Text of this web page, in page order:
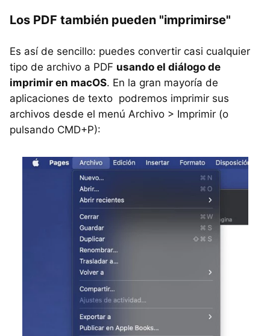
Los PDF también pueden "imprimirse"
Es así de sencillo: puedes convertir casi cualquier
tipo de archivo a PDF usando el diálogo de
imprimir en macOS. En la gran mayoría de
aplicaciones de texto podremos imprimir sus
archivos desde el menú Archivo > Imprimir (o
pulsando CMD+P):